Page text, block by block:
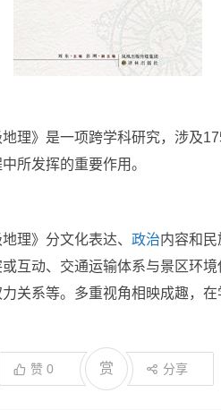
地理》是一项跨学科研究，涉及
所发挥的重要作用。
理》分文化表达、 政治内容和
互动、交通运输体系与景区环
关系等。多重视角相映成趣，在
赞 0 赏 分享